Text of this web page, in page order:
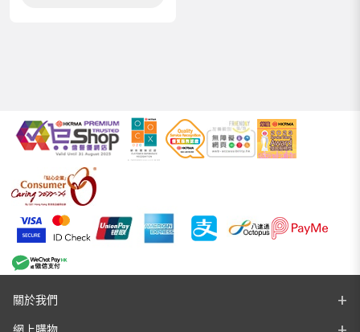
關於我們
網上購物